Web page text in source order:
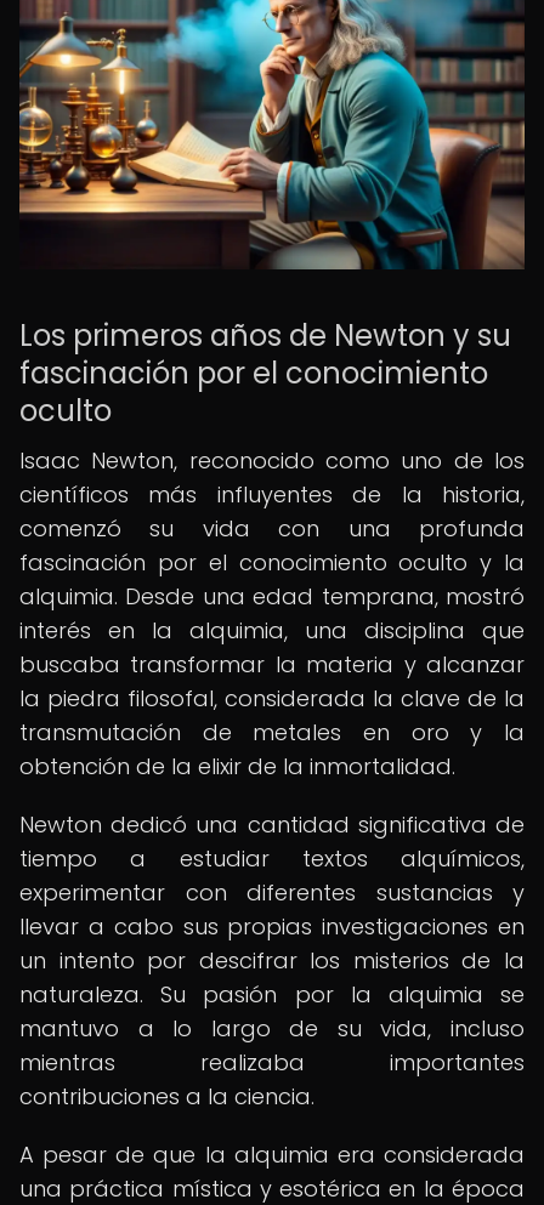
Los primeros años de Newton y su
fascinación por el conocimiento
oculto
Isaac Newton, reconocido como uno de los
científicos más influyentes de la historia,
comenzó su vida con una profunda
fascinación por el conocimiento oculto y la
alquimia. Desde una edad temprana, mostró
interés en la alquimia, una disciplina que
buscaba transformar la materia y alcanzar
la piedra filosofal, considerada la clave de la
transmutación de metales en oro y la
obtención de la elixir de la inmortalidad.
Newton dedicó una cantidad significativa de
tiempo a estudiar textos alquímicos,
experimentar con diferentes sustancias y
llevar a cabo sus propias investigaciones en
un intento por descifrar los misterios de la
naturaleza. Su pasión por la alquimia se
mantuvo a lo largo de su vida, incluso
mientras realizaba importantes
contribuciones a la ciencia.
A pesar de que la alquimia era considerada
una práctica mística y esotérica en la época